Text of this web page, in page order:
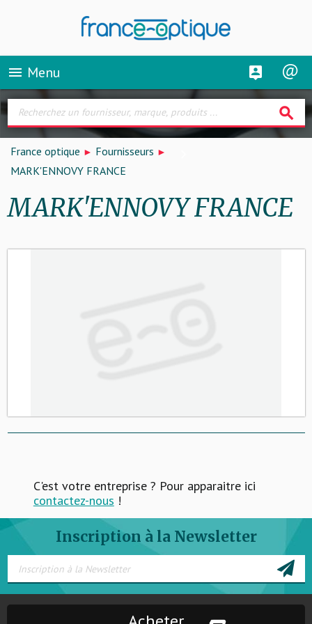
menu Menu
search
France optique
Fournisseurs
MARK'ENNOVY FRANCE
MARK'ENNOVY FRANCE
C'est votre entreprise ? Pour apparaitre ici
contactez-nous !
Inscription à la Newsletter